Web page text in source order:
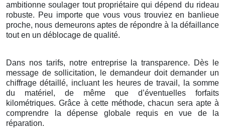
ambitionne soulager tout propriétaire qui dépend du rideau
robuste. Peu importe que vous vous trouviez en banlieue
proche, nous demeurons aptes de répondre à la défaillance
tout en un déblocage de qualité.
Dans nos tarifs, notre entreprise la transparence. Dès le
message de sollicitation, le demandeur doit demander un
chiffrage détaillé, incluant les heures de travail, la somme
du matériel, de même que d’éventuelles forfaits
kilométriques. Grâce à cette méthode, chacun sera apte à
comprendre la dépense globale requis en vue de la
réparation.